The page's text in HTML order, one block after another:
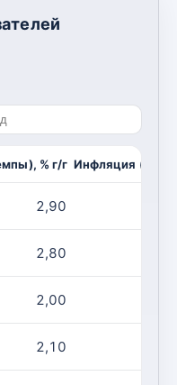
% г/г Инфляция (CPI,
2,90
2,80
2,00
2,10